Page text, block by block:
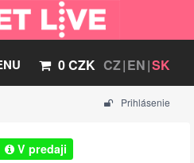
CZ EN SK
0 CZK
Prihlásenie
V predaji